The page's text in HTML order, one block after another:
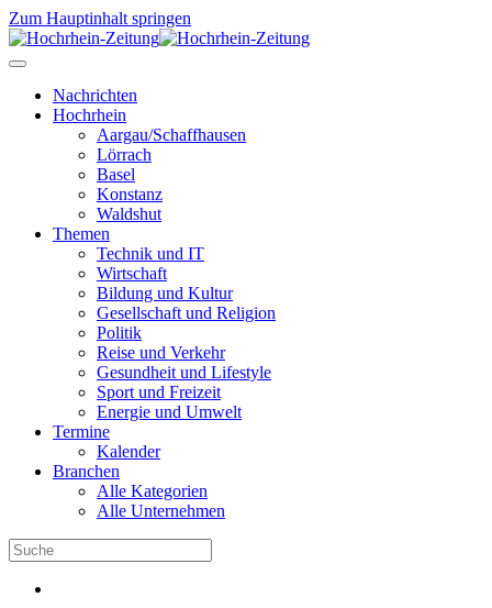
Zum Hauptinhalt springen
Nachrichten
Hochrhein
Aargau/Schaffhausen
Lörrach
Basel
Konstanz
Waldshut
Themen
Technik und IT
Wirtschaft
Bildung und Kultur
Gesellschaft und Religion
Politik
Reise und Verkehr
Gesundheit und Lifestyle
Sport und Freizeit
Energie und Umwelt
Termine
Kalender
Branchen
Alle Kategorien
Alle Unternehmen